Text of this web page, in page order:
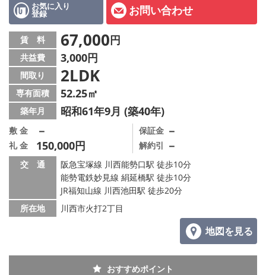
お気に入り
登録 お問い合わせ
賃 料 67,000円
共益費 3,000円
間取り 2LDK
専有面積 52.25㎡
築年月 昭和61年9月 (築40年)
敷 金 －
礼 金 150,000円
保証金 －
解約引 －
交 通
阪急宝塚線 川西能勢口駅 徒歩10分
能勢電鉄妙見線 絹延橋駅 徒歩10分
JR福知山線 川西池田駅 徒歩20分
所在地
川西市火打2丁目
地図を見る
おすすめポイント